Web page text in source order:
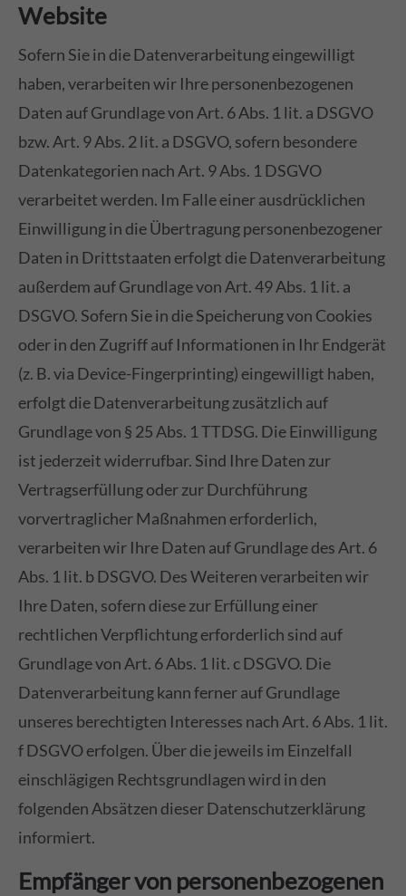
Website
Sofern Sie in die Datenverarbeitung eingewilligt
haben, verarbeiten wir Ihre personenbezogenen
Daten auf Grundlage von Art. 6 Abs. 1 lit. a DSGVO
bzw. Art. 9 Abs. 2 lit. a DSGVO, sofern besondere
Datenkategorien nach Art. 9 Abs. 1 DSGVO
verarbeitet werden. Im Falle einer ausdrücklichen
Einwilligung in die Übertragung personenbezogener
Daten in Drittstaaten erfolgt die Datenverarbeitung
außerdem auf Grundlage von Art. 49 Abs. 1 lit. a
DSGVO. Sofern Sie in die Speicherung von Cookies
oder in den Zugriff auf Informationen in Ihr Endgerät
(z. B. via Device-Fingerprinting) eingewilligt haben,
erfolgt die Datenverarbeitung zusätzlich auf
Grundlage von § 25 Abs. 1 TTDSG. Die Einwilligung
ist jederzeit widerrufbar. Sind Ihre Daten zur
Vertragserfüllung oder zur Durchführung
vorvertraglicher Maßnahmen erforderlich,
verarbeiten wir Ihre Daten auf Grundlage des Art. 6
Abs. 1 lit. b DSGVO. Des Weiteren verarbeiten wir
Ihre Daten, sofern diese zur Erfüllung einer
rechtlichen Verpflichtung erforderlich sind auf
Grundlage von Art. 6 Abs. 1 lit. c DSGVO. Die
Datenverarbeitung kann ferner auf Grundlage
unseres berechtigten Interesses nach Art. 6 Abs. 1 lit.
f DSGVO erfolgen. Über die jeweils im Einzelfall
einschlägigen Rechtsgrundlagen wird in den
folgenden Absätzen dieser Datenschutzerklärung
informiert.
Empfänger von personenbezogenen